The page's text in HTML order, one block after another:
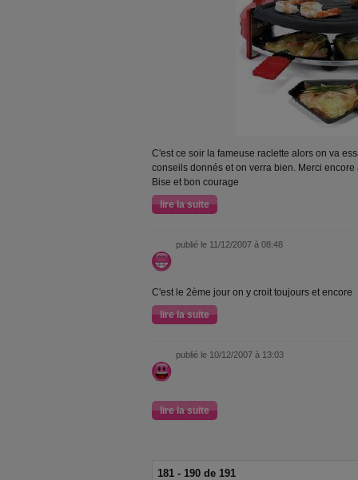
C'est ce soir la fameuse raclette alors on va
conseils donnés et on verra bien. Merci
Bise et bon courage
lire la suite
publié le 11/12/2007 à 08:48
C'est le 2ème jour on y croit toujours et encore
lire la suite
publié le 10/12/2007 à 13:03
lire la suite
181 - 190 de 191